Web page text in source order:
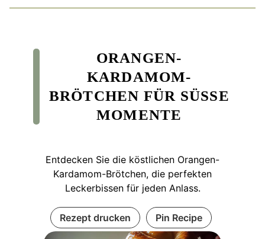
ORANGEN-
KARDAMOM-
BRÖTCHEN FÜR SÜSSE M
OMENTE
Entdecken Sie die köstlichen Orangen-
Kardamom-Brötchen, die perfekten
Leckerbissen für jeden Anlass.
Rezept drucken Pin Recipe